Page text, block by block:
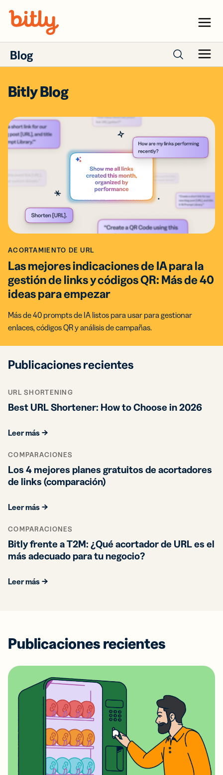
Menu
Blog
Search páginas
Menu
Bitly Blog
ACORTAMIENTO DE URL
Las mejores indicaciones de IA para la
gestión de links y códigos QR: Más de 40
ideas para empezar
Más de 40 prompts de IA listos para usar para gestionar
enlaces, códigos QR y análisis de campañas.
Publicaciones recientes
URL SHORTENING
Best URL Shortener: How to Choose in 2026
Leer más
COMPARACIONES
Los 4 mejores planes gratuitos de acortadores
de links (comparación)
Leer más
COMPARACIONES
Bitly frente a T2M: ¿Qué acortador de URL es el
más adecuado para tu negocio?
Leer más
Publicaciones recientes